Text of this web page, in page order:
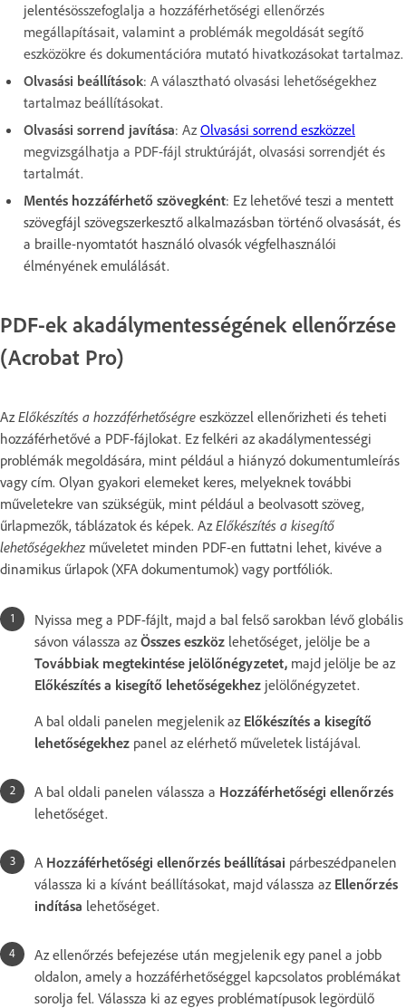
jelentésösszefoglalja a hozzáférhetőségi ellenőrzés
megállapításait, valamint a problémák megoldását segítő
eszközökre és dokumentációra mutató hivatkozásokat tartalmaz.
Olvasási beállítások: A választható olvasási lehetőségekhez
tartalmaz beállításokat.
Olvasási sorrend javítása: AzOlvasási sorrend eszközzel
megvizsgálhatja a PDF-fájl struktúráját, olvasási sorrendjét és
tartalmát.
Mentés hozzáférhető szövegként: Ez lehetővé teszi a mentett
szövegfájl szövegszerkesztő alkalmazásban történő olvasását, és
a braille-nyomtatót használó olvasók végfelhasználói
élményének emulálását.
PDF-ek akadálymentességének ellenőrzése
(Acrobat Pro)
Az Előkészítés a hozzáférhetőségre eszközzel ellenőrizheti és teheti
hozzáférhetővé a PDF-fájlokat. Ez felkéri az akadálymentességi
problémák megoldására, mint például a hiányzó dokumentumleírás
vagy cím. Olyan gyakori elemeket keres, melyeknek további
műveletekre van szükségük, mint például a beolvasott szöveg,
űrlapmezők, táblázatok és képek. Az Előkészítés a kisegítő
lehetőségekhez műveletet minden PDF-en futtatni lehet, kivéve a
dinamikus űrlapok (XFA dokumentumok) vagy portfóliók.
Nyissa meg a PDF-fájlt, majd a bal felső sarokban lévő globális
sávon válassza az Összes eszköz lehetőséget, jelölje be a
Továbbiak megtekintése jelölőnégyzetet, majd jelölje be az
Előkészítés a kisegítő lehetőségekhez jelölőnégyzetet.
A bal oldali panelen megjelenik az Előkészítés a kisegítő
lehetőségekhez panel az elérhető műveletek listájával.
A bal oldali panelen válassza a Hozzáférhetőségi ellenőrzés
lehetőséget.
A Hozzáférhetőségi ellenőrzés beállításai párbeszédpanelen
válassza ki a kívánt beállításokat, majd válassza az Ellenőrzés
indítása lehetőséget.
Az ellenőrzés befejezése után megjelenik egy panel a jobb
oldalon, amely a hozzáférhetőséggel kapcsolatos problémákat
sorolja fel. Válassza ki az egyes problématípusok legördülő